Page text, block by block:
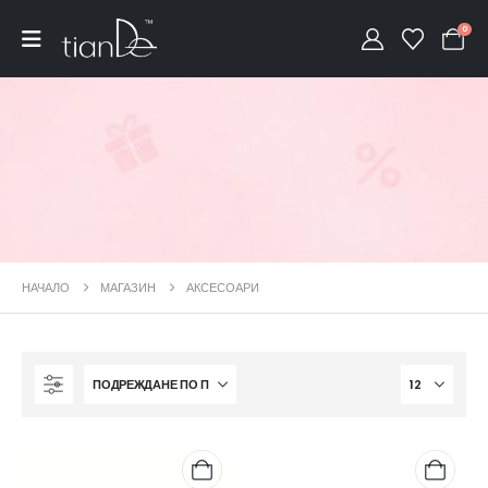
0
НАЧАЛО МАГАЗИН АКСЕСОАРИ